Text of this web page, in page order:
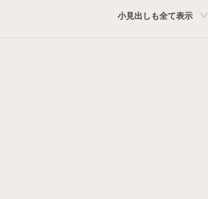
小見出しも全て表示